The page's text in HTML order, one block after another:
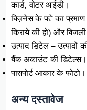
कार्ड, वोटर आईडी।
बिज़नेस के पते का प्रमाण
किराये की हो) और बिजली
उत्पाद डिटेल – उत्पादों
बैंक अकाउंट की डिटेल्स।
पासपोर्ट आकार के फोटो।
अन्य दस्तावेज